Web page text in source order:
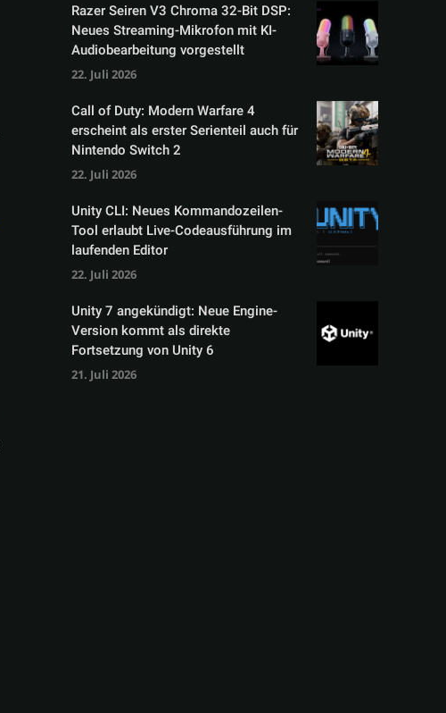
Razer Seiren V3 Chroma 32-Bit DSP:
Neues Streaming-Mikrofon mit KI-
Audiobearbeitung vorgestellt
22. Juli 2026
Call of Duty: Modern Warfare 4
erscheint als erster Serienteil auch für
Nintendo Switch 2
22. Juli 2026
Unity CLI: Neues Kommandozeilen-
Tool erlaubt Live-Codeausführung im
laufenden Editor
22. Juli 2026
Unity 7 angekündigt: Neue Engine-
Version kommt als direkte
Fortsetzung von Unity 6
21. Juli 2026